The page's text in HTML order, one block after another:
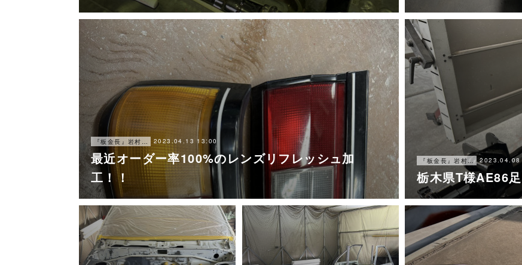
2023.04.13 13:00
最近オーダー率100%のレンズリフレッシュ加
工！！
『板金長』岩村ブログ 2023.04.08
栃木県T様AE86